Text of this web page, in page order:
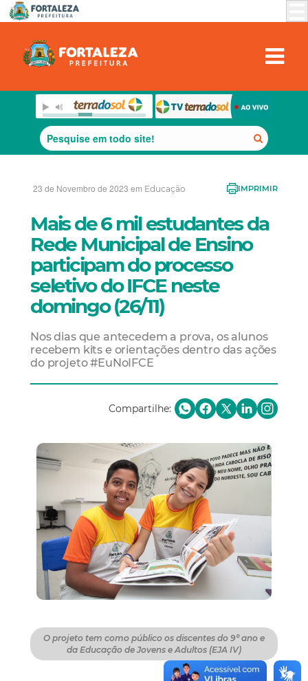
23 de Novembro de 2023 em Educação IMPRIMIR
Mais de 6 mil estudantes da
Rede Municipal de Ensino
participam do processo
seletivo do IFCE neste
domingo (26/11)
Nos dias que antecedem a prova, os alunos
recebem kits e orientações dentro das ações
do projeto #EuNoIFCE
Compartilhe:
O projeto tem como público os discentes do 9º ano e
da Educação de Jovens e Adultos (EJA IV)